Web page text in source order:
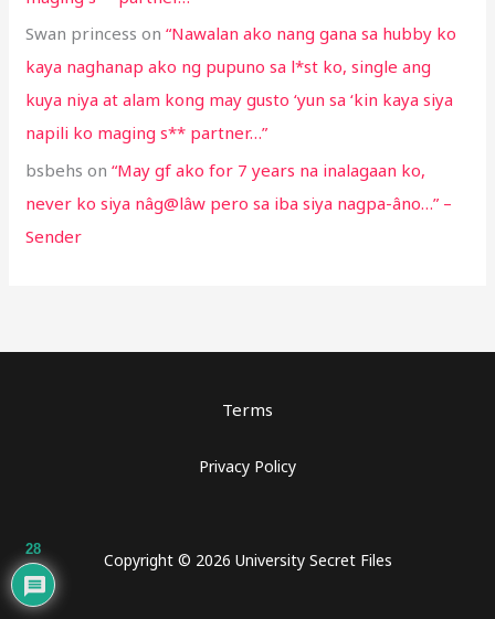
Swan princess on“Nawalan ako nang gana sa hubby ko
kaya naghanap ako ng pupuno sa l*st ko, single ang
kuya niya at alam kong may gusto ‘yun sa ‘kin kaya siya
napili ko maging s** partner…”
bsbehs on“May gf ako for 7 years na inalagaan ko,
never ko siya nâg@lâw pero sa iba siya nagpa-âno…” –
Sender
Terms
Privacy Policy
Copyright © 2026 University Secret Files
28